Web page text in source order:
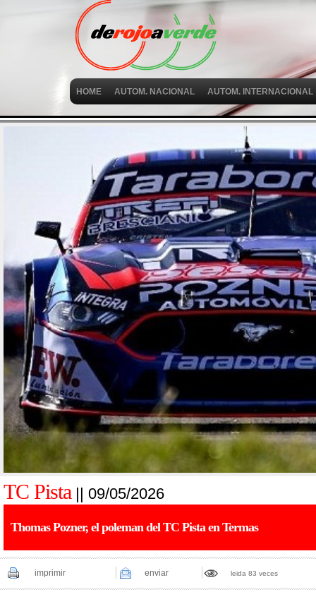
HOME AUTOM. NACIONAL AUTOM. INTERNACIONAL
TC Pista|| 09/05/2026
Thomas Pozner, el poleman del TC Pista en Termas
imprimir enviar leida 83 veces